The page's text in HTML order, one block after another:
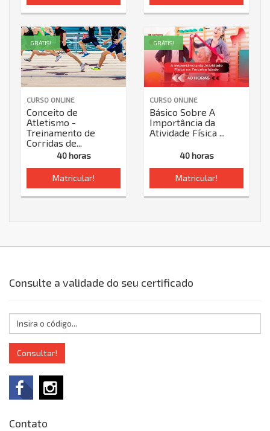
CURSO ONLINE
Conceito de
Atletismo -
Treinamento de
Corridas de...
40 horas
Matricular!
GRÁTIS!
CURSO ONLINE
Básico Sobre A
Importância da
Atividade Física ...
40 horas
Matricular!
GRÁTIS!
Consulte a validade do seu certificado
Consultar!
Contato